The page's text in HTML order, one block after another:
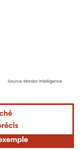
une attribution sous CC BY